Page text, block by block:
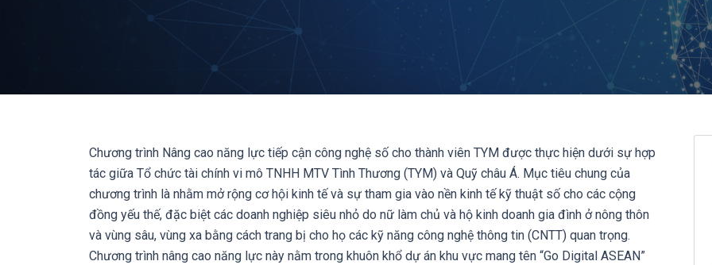
Chương trình Nâng cao năng lực tiếp cận công nghệ số cho thành viên TYM được thực hiện dưới sự hợp
tác giữa Tổ chức tài chính vi mô TNHH MTV Tình Thương (TYM) và Quỹ châu Á. Mục tiêu chung của
chương trình là nhằm mở rộng cơ hội kinh tế và sự tham gia vào nền kinh tế kỹ thuật số cho các cộng
đồng yếu thế, đặc biệt các doanh nghiệp siêu nhỏ do nữ làm chủ và hộ kinh doanh gia đình ở nông thôn
và vùng sâu, vùng xa bằng cách trang bị cho họ các kỹ năng công nghệ thông tin (CNTT) quan trọng.
Chương trình nâng cao năng lực này nằm trong khuôn khổ dự án khu vực mang tên “Go Digital ASEAN”